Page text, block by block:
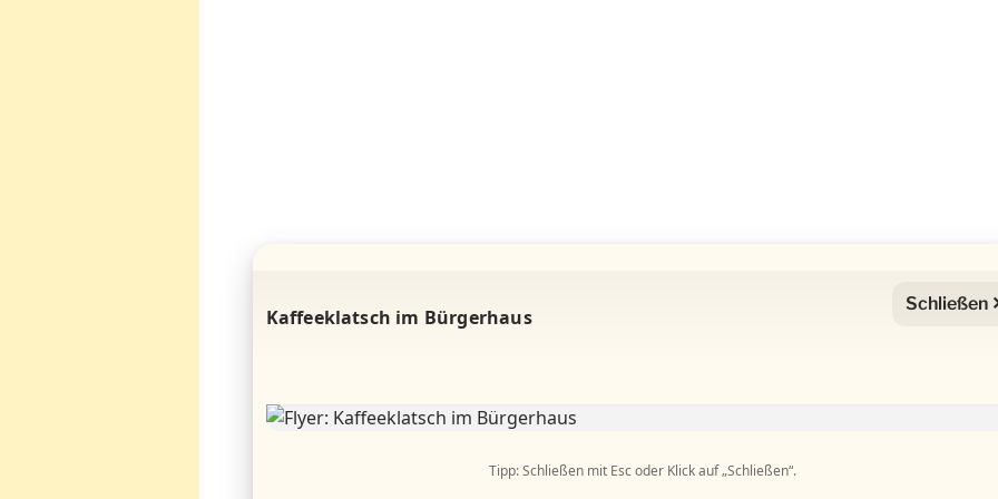
Kaffeeklatsch im Bürgerhaus
Schließen
Tipp: Schließen mit Esc oder Klick auf „Schließen“.